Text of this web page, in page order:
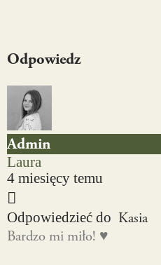
Odpowiedz
Admin
Laura
4 miesięcy temu
Odpowiedzieć do Kasia
Bardzo mi miło! ♥